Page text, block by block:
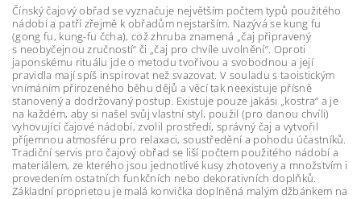
Čínský čajový obřad se vyznačuje největším počtem typů použitého
nádobí a patří zřejmě k obřadům nejstarším. Nazývá se kung fu
(gong fu, kung-fu čcha), což zhruba znamená „čaj připravený
s neobyčejnou zručností“ či „čaj pro chvíle uvolnění“. Oproti
japonskému rituálu jde o metodu tvořivou a svobodnou a její
pravidla mají spíš inspirovat než svazovat. V souladu s taoistickým
vnímáním přirozeného běhu dějů a věcí tak neexistuje přísně
stanovený a dodržovaný postup. Existuje pouze jakási „kostra“ a je
na každém, aby si našel svůj vlastní styl, použil (pro danou chvíli)
vyhovující čajové nádobí, zvolil prostředí, správný čaj a vytvořil
příjemnou atmosféru pro relaxaci, soustředění a pohodu účastníků.
Tradiční servis pro čajový obřad se liší počtem použitého nádobí a
materiálem, ze kterého jsou jednotlivé kusy zhotoveny a množstvím i
provedením ostatních funkčních nebo dekorativních doplňků.
Základní proprietou je malá konvička doplněná malým džbánkem na